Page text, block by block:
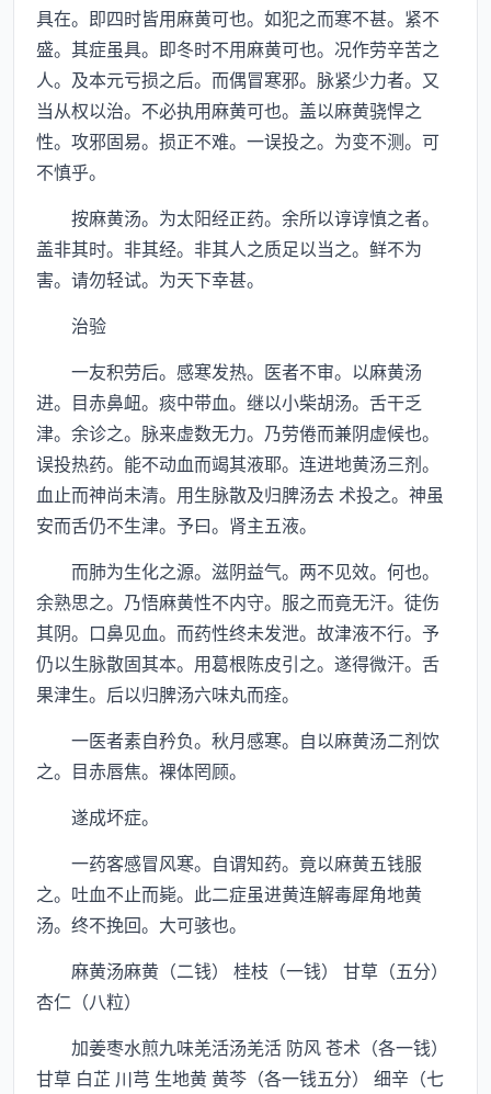
具在。即四时皆用麻黄可也。如犯之而寒不甚。紧不
盛。其症虽具。即冬时不用麻黄可也。况作劳辛苦之
人。及本元亏损之后。而偶冒寒邪。脉紧少力者。又
当从权以治。不必执用麻黄可也。盖以麻黄骁悍之
性。攻邪固易。损正不难。一误投之。为变不测。可
不慎乎。
按麻黄汤。为太阳经正药。余所以谆谆慎之者。
盖非其时。非其经。非其人之质足以当之。鲜不为
害。请勿轻试。为天下幸甚。
治验
一友积劳后。感寒发热。医者不审。以麻黄汤
进。目赤鼻衄。痰中带血。继以小柴胡汤。舌干乏
津。余诊之。脉来虚数无力。乃劳倦而兼阴虚候也。
误投热药。能不动血而竭其液耶。连进地黄汤三剂。
血止而神尚未清。用生脉散及归脾汤去 术投之。神虽
安而舌仍不生津。予曰。肾主五液。
而肺为生化之源。滋阴益气。两不见效。何也。
余熟思之。乃悟麻黄性不内守。服之而竟无汗。徒伤
其阴。口鼻见血。而药性终未发泄。故津液不行。予
仍以生脉散固其本。用葛根陈皮引之。遂得微汗。舌
果津生。后以归脾汤六味丸而痊。
一医者素自矜负。秋月感寒。自以麻黄汤二剂饮
之。目赤唇焦。裸体罔顾。
遂成坏症。
一药客感冒风寒。自谓知药。竟以麻黄五钱服
之。吐血不止而毙。此二症虽进黄连解毒犀角地黄
汤。终不挽回。大可骇也。
麻黄汤麻黄（二钱） 桂枝（一钱） 甘草（五分）
杏仁（八粒）
加姜枣水煎九味羌活汤羌活 防风 苍术（各一钱）
甘草 白芷 川芎 生地黄 黄芩（各一钱五分） 细辛（七